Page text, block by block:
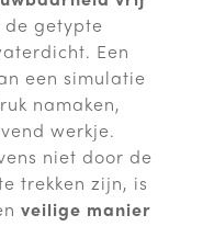
de getypte
Een
een simulatie
namaken,
werkje.
niet door de
trekken zijn, is
veilige manier